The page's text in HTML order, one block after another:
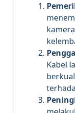
Kabel